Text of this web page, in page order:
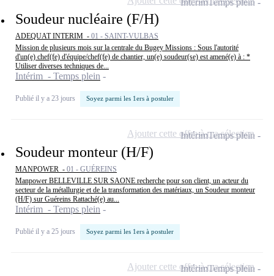
Soudeur nucléaire (F/H)
ADEQUAT INTERIM - 01 - SAINT-VULBAS
Mission de plusieurs mois sur la centrale du Bugey Missions : Sous l'autorité
d'un(e) chef(fe) d'équipe/chef(fe) de chantier, un(e) soudeur(se) est amené(e) à : *
Utiliser diverses techniques de...
Intérim - Temps plein
Publié il y a 23 jours Soyez parmi les 1ers à postuler
IntérimTemps plein
Soudeur monteur (H/F)
MANPOWER - 01 - GUÉREINS
Manpower BELLEVILLE SUR SAONE recherche pour son client, un acteur du
secteur de la métallurgie et de la transformation des matériaux, un Soudeur monteur
(H/F) sur Guéreins Rattaché(e) au...
Intérim - Temps plein
Publié il y a 25 jours Soyez parmi les 1ers à postuler
IntérimTemps plein
Ajouter cette offre à ma sélection
IntérimTemps plein
Ajouter cette offre à ma sélection